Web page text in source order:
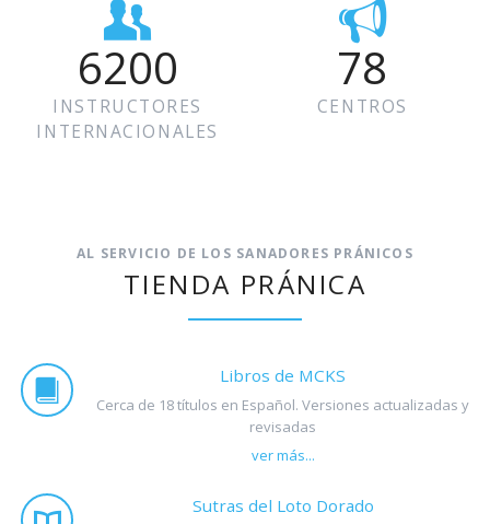
6200
INSTRUCTORES
INTERNACIONALES
78
CENTROS
AL SERVICIO DE LOS SANADORES PRÁNICOS
TIENDA PRÁNICA
Libros de MCKS
Cerca de 18 títulos en Español. Versiones actualizadas y
revisadas
ver más...
Sutras del Loto Dorado